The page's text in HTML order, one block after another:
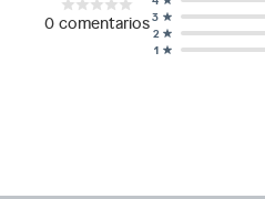
0 comentarios
1
2
3